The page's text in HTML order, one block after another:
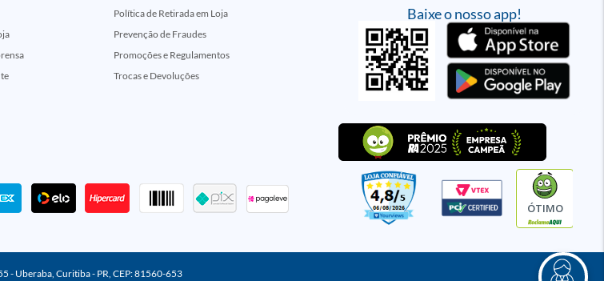
Baixe o nosso app!
Política de Retirada em Loja
Prevenção de Fraudes
Promoções e Regulamentos
Trocas e Devoluções
ÓTIMO
- Uberaba, Curitiba - PR, CEP: 81560-653